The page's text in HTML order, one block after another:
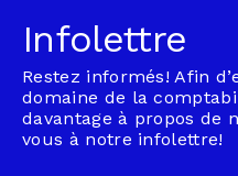
Infolettre
Restez informés! Afin
domaine de la
davantage à propos de
vous à notre infolettre!